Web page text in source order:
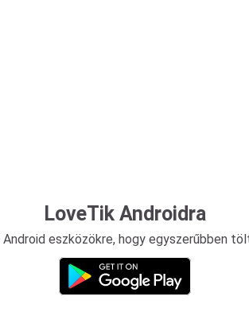
LoveTik Androidra
eszközökre, hogy egyszerűbben